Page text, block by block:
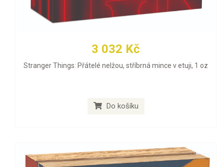
3 032 Kč
Stranger Things: Přátelé nelžou, stříbrná mince v etuji, 1 oz
Do košíku